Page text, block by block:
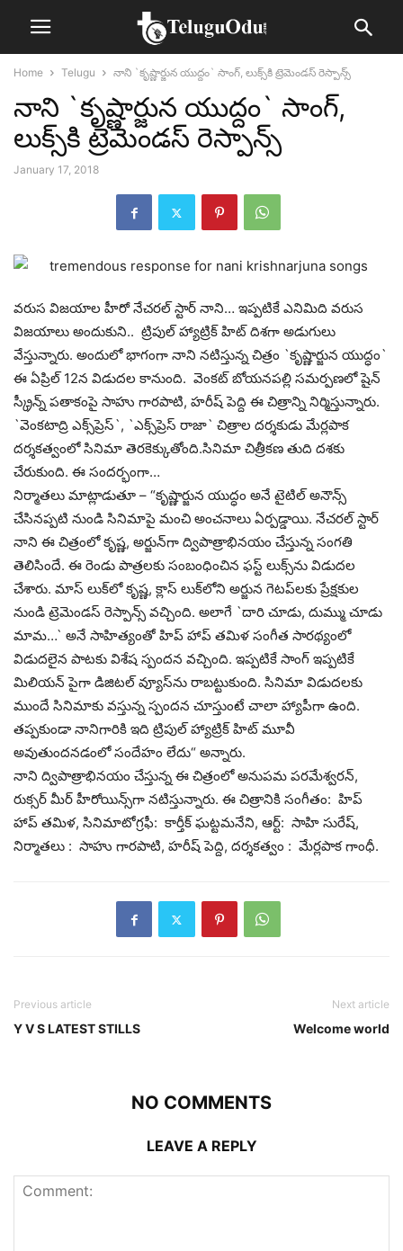
Home Telugu నాని `కృష్ణార్జున యుద్దం` సాంగ్, లుక్స్‌కి ట్రెమెండ‌స్ రెస్పాన్స్‌
నాని `కృష్ణార్జున యుద్దం` సాంగ్,
లుక్స్‌కి ట్రెమెండ‌స్ రెస్పాన్స్‌
January 17, 2018
వ‌రుస విజ‌యాల హీరో నేచ‌ర‌ల్ స్టార్ నాని… ఇప్ప‌టికే ఎనిమిది వ‌రుస
విజ‌యాలు అందుకుని.. ట్రిపుల్ హ్యాట్రిక్ హిట్ దిశ‌గా అడుగులు
వేస్తున్నారు. అందులో భాగంగా నాని న‌టిస్తున్న చిత్రం `కృష్ణార్జున యుద్ధం`
ఈ ఏప్రిల్ 12న విడుద‌ల కానుంది. వెంక‌ట్ బోయ‌న‌ప‌ల్లి స‌మ‌ర్ప‌ణ‌లో షైన్
స్క్రీన్న్ ప‌తాకంపై సాహు గార‌పాటి, హ‌రీష్ పెద్ది ఈ చిత్రాన్ని నిర్మిస్తున్నారు.
`వెంక‌టాద్రి ఎక్స్‌ప్రెస్‌`, `ఎక్స్‌ప్రెస్ రాజా` చిత్రాల ద‌ర్శ‌కుడు మేర్ల‌పాక
ద‌ర్శ‌క‌త్వంలో సినిమా తెర‌కెక్కుతోంది.సినిమా చిత్రీక‌ణ తుది ద‌శ‌కు
చేరుకుంది. ఈ సంద‌ర్భంగా…
నిర్మాత‌లు మాట్లాడుతూ – “కృష్ణార్జున యుద్ధం అనే టైటిల్ అనౌన్స్
చేసిన‌ప్ప‌టి నుండి సినిమాపై మంచి అంచ‌నాలు ఏర్ప‌డ్డాయి. నేచ‌ర‌ల్ స్టార్
నాని ఈ చిత్రంలో కృష్ణ‌, అర్జున్‌గా ద్విపాత్రాభిన‌యం చేస్తున్న సంగ‌తి
తెలిసిందే. ఈ రెండు పాత్ర‌ల‌కు సంబంధించిన ఫ‌స్ట్ లుక్స్‌ను విడుద‌ల
చేశారు. మాస్ లుక్‌లో కృష్ణ‌, క్లాస్ లుక్‌లోని అర్జున గెట‌ప్‌ల‌కు ప్రేక్ష‌కుల
నుండి ట్రెమెండ‌స్ రెస్పాన్స్ వ‌చ్చింది. అలాగే `దారి చూడు, దుమ్ము చూడు
మామ‌…` అనే సాహిత్యంతో హిప్ హాప్ త‌మిళ సంగీత సారథ్యంలో
విడుద‌లైన పాట‌కు విశేష స్పంద‌న వ‌చ్చింది. ఇప్ప‌టికే సాంగ్‌ ఇప్ప‌టికే
మిలియ‌న్ పైగా డిజిట‌ల్ వ్యూస్‌ను రాబ‌ట్టుకుంది. సినిమా విడుద‌ల‌కు
ముందే సినిమాకు వ‌స్తున్న స్పంద‌న చూస్తుంటే చాలా హ్యాపీగా ఉంది.
త‌ప్ప‌కుండా నానిగారికి ఇది ట్రిపుల్ హ్యాట్రిక్ హిట్ మూవీ
అవుతుందన‌డంలో సందేహం లేదు“ అన్నారు.
నాని ద్విపాత్రాభిన‌యం చేస్తున్న ఈ చిత్రంలో అనుప‌మ ప‌ర‌మేశ్వ‌ర‌న్‌,
రుక్స‌ర్ మీర్ హీరోయిన్స్‌గా న‌టిస్తున్నారు. ఈ చిత్రానికి సంగీతం: హిప్
హాప్ త‌మిళ‌, సినిమాటోగ్ర‌ఫీ: కార్తీక్ ఘ‌ట్ట‌మ‌నేని, ఆర్ట్‌: సాహి సురేష్‌,
నిర్మాత‌లు : సాహు గార‌పాటి, హ‌రీష్ పెద్ది, ద‌ర్శ‌క‌త్వం : మేర్ల‌పాక గాంధీ.
Previous article
Y V S LATEST STILLS
Next article
Welcome world
NO COMMENTS
LEAVE A REPLY